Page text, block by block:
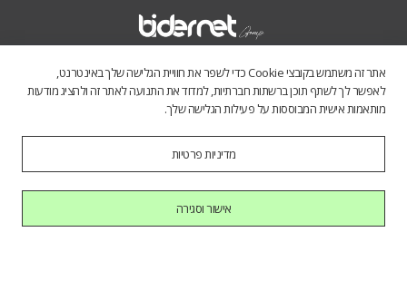
התכנים באתר נועדו לספק מידע כללי לציבור הרחב. אין לראות בהם תחליף
במידע הינו על אחריות המשתמש בלבד.
אתר זה משתמש בקובצי Cookie כדי לשפר את חוויית הגלישה שלך באינטרנט,
לאפשר לך לשתף תוכן ברשתות חברתיות, למדוד את התנועה לאתר זה ולהציג מודעות
מותאמות אישית המבוססות על פעילות הגלישה שלך.
מדיניות פרטיות
אישור וסגירה